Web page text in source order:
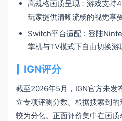
高规格画质呈现：游戏支持
玩家提供清晰流畅的视觉享
Switch平台适配：登陆
掌机与TV模式下自由切换游
IGN评分
截至2026年5月，IGN官方未发
立专项评测分数。根据搜索到
较为分化。正面评价集中在画